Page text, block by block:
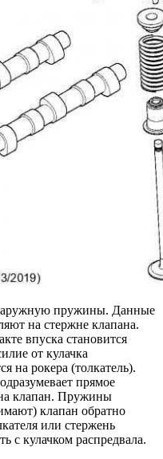
пружины. Данные
на стержне клапана.
впуска становится
от кулачка
на рокера (толкатель).
прямое
на клапан. Пружины
клапан обратно
или стержень
с кулачком распредвала.